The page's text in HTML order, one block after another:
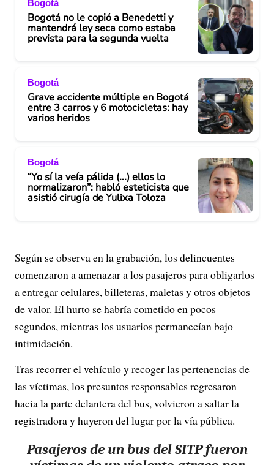
Bogotá
Bogotá no le copió a Benedetti y
mantendrá ley seca como estaba
prevista para la segunda vuelta
Bogotá
Grave accidente múltiple en Bogotá
entre 3 carros y 6 motocicletas: hay
varios heridos
Bogotá
“Yo sí la veía pálida (...) ellos lo
normalizaron”: habló esteticista que
asistió cirugía de Yulixa Toloza
Según se observa en la grabación, los delincuentes
comenzaron a amenazar a los pasajeros para obligarlos
a entregar celulares, billeteras, maletas y otros objetos
de valor. El hurto se habría cometido en pocos
segundos, mientras los usuarios permanecían bajo
intimidación.
Tras recorrer el vehículo y recoger las pertenencias de
las víctimas, los presuntos responsables regresaron
hacia la parte delantera del bus, volvieron a saltar la
registradora y huyeron del lugar por la vía pública.
Pasajeros de un bus del SITP fueron